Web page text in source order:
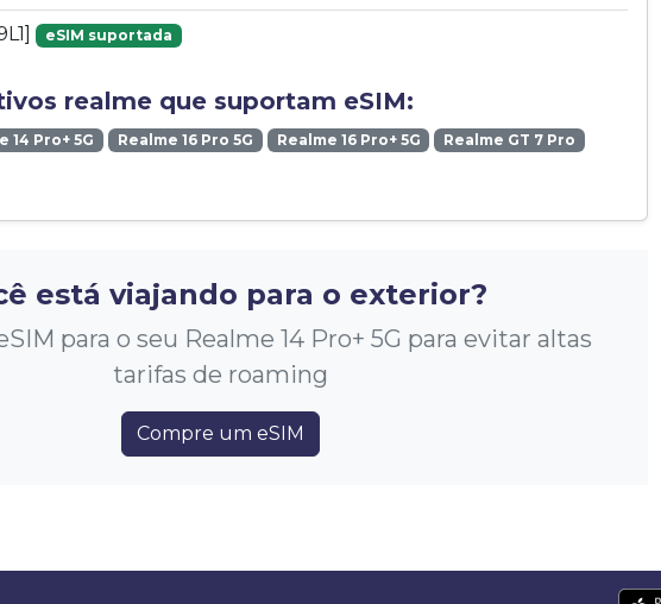
eSIM suportada
realme que suportam eSIM:
14 Pro+ 5G Realme 16 Pro 5G Realme 16 Pro+ 5G
Realme GT 7 Pro
está viajando para o exterior?
para o seu Realme 14 Pro+ 5G para evitar altas
tarifas de roaming
Compre um eSIM